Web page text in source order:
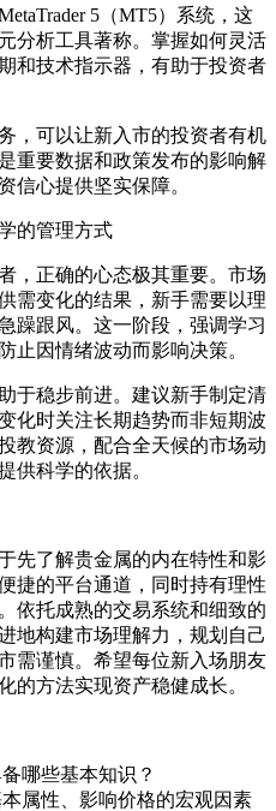
5（MT5）系统，这
分析工具著称。掌握如何灵活
和技术指示器，有助于投资者
，可以让新入市的投资者有机
重要数据和政策发布的影响解
信心提供坚实保障。
的管理方式
，正确的心态极其重要。市场
需变化的结果，新手需要以理
躁跟风。这一阶段，强调学习
止因情绪波动而影响决策。
于稳步前进。建议新手制定清
化时关注长期趋势而非短期波
教资源，配合全天候的市场动
供科学的依据。
先了解贵金属的内在特性和影
捷的平台通道，同时持有理性
依托成熟的交易系统和细致的
地构建市场理解力，规划自己
需谨慎。希望每位新入场朋友
的方法实现资产稳健成长。
哪些基本知识？
属性、影响价格的宏观因素